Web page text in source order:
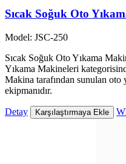
Sıcak Soğuk Oto
Model: JSC-250
Sıcak Soğuk Oto Yıkama
Yıkama Makineleri
Makina tarafından sunulan
ekipmanıdır.
Detay Karşılaştırmaya Ekle